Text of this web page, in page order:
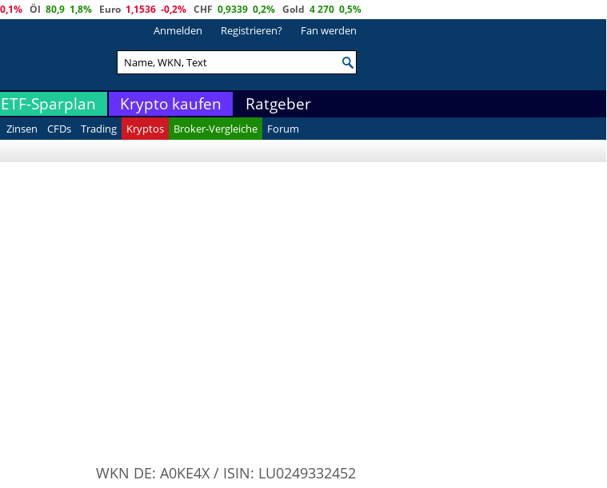
Öl 80,9 1,8% Euro 1,1536 -0,2% CHF 0,9339 0,2% Gold 4 270 0,5%
Anmelden Registrieren? Fan werden
ETF-Sparplan Krypto kaufen Ratgeber
Zinsen CFDs Trading Kryptos Broker-Vergleiche
Forum
WKN DE: A0KE4X / ISIN: LU0249332452